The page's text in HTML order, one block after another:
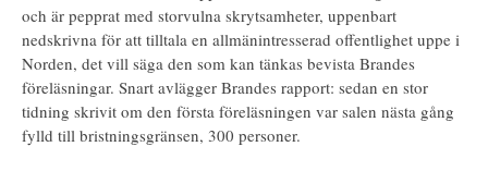
och är pepprat med storvulna skrytsamheter, uppenbart
nedskrivna för att tilltala en allmänintresserad offentlighet uppe i
Norden, det vill säga den som kan tänkas bevista Brandes
föreläsningar. Snart avlägger Brandes rapport: sedan en stor
tidning skrivit om den första föreläsningen var salen nästa gång
fylld till bristningsgränsen, 300 personer.